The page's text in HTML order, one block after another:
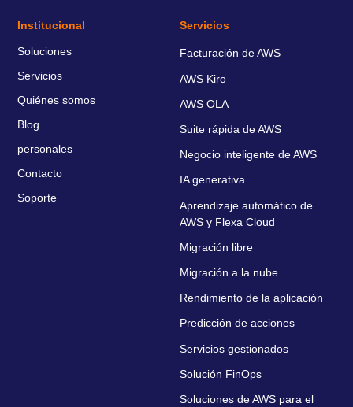
Institucional
Soluciones
Servicios
Quiénes somos
Blog
personales
Contacto
Soporte
Servicios
Facturación de AWS
AWS Kiro
AWS OLA
Suite rápida de AWS
Negocio inteligente de AWS
IA generativa
Aprendizaje automático de
AWS y Flexa Cloud
Migración libre
Migración a la nube
Rendimiento de la aplicación
Predicción de acciones
Servicios gestionados
Solución FinOps
Soluciones de AWS para el